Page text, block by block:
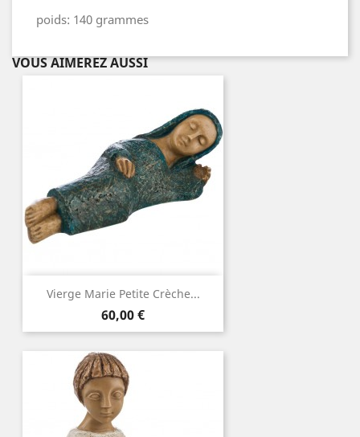
poids: 140 grammes
VOUS AIMEREZ AUSSI
Vierge Marie Petite Crèche...
Prix
60,00 €